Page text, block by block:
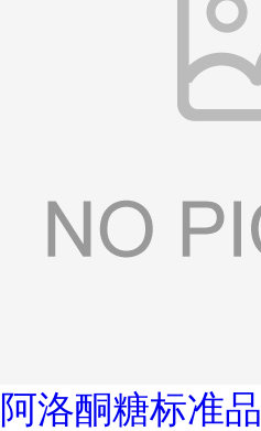
阿洛酮糖标准品